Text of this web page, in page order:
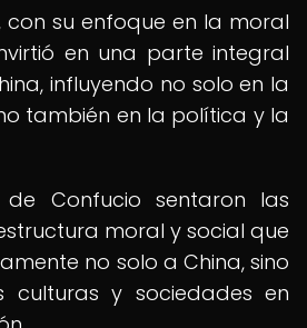
con su enfoque en la moral
en una parte integral
influyendo no solo en la
también en la política y la
de Confucio sentaron las
moral y social que
no solo a China, sino
culturas y sociedades en